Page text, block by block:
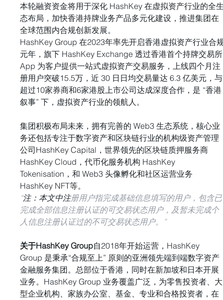
本轮融资资金将用于深化 HashKey 在虚拟资产行业的全
态布局，加快香港持牌业务产品多元化建设，推进集团在
全球范围内合规创新发展。
HashKey Group 在2023年率先开启香港虚拟资产行业合
元年，旗下 HashKey Exchange 透过香港首个持牌交易
App 为客户提供一站式虚拟资产交易服务，上线四个月注
册用户突破15.5万，近 30 日日均交易量达 6.3 亿美元，与
超过10家券商和6家港股上市公司达成深度合作，是 “香港
叙事” 下，虚拟资产行业的领航人。
集团积极布局未来，拥有完善的 Web3 生态系统，核心业
务还包括专注于数字资产和区块链行业的机构级资产管理
公司HashKey Capital，世界领先的区块链质押服务商
HashKey Cloud，代币化服务机构 HashKey
Tokenisation，和 Web3 头像孵化和社区运营业务
HashKey NFT等。
“注：本文中注册用户指完成基础信息填写的用户，包含已
完成全部信息注册认证的可交易状态用户，及暂未完成个
人信息注册认证过的不可交易状态用户。”
关于HashKey Group自2018年开始运营，HashKey
Group 是秉承“合规至上” 原则的亚洲领先端到端数字资产
金融服务集团。总部位于香港，同时在新加坡和日本开展
业务。HashKey Group 业务覆盖广泛，为零售投资者、大
型企业机构、家族办公室、基金、专业和合格投资者，在